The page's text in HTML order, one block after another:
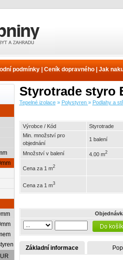
a
| podmínky| Ceník dopravného| Jak
Styrotrade styro
Tepelné izolace» Polystyren » Podlahy a
Výrobce / Kód
Styrotrade
Min. množství pro
objednání
1 balení
Množství v balení 4.00 m2
Cena za 1 m2
Cena za 1 m3
Základní informace